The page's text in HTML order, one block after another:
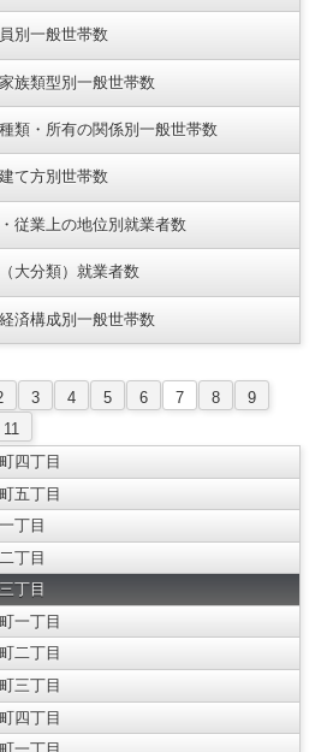
別一般世帯数
族類型別一般世帯数
類・所有の関係別一般世帯数
て方別世帯数
従業上の地位別就業者数
大分類）就業者数
済構成別一般世帯数
3 4 5 6 7 8
9
11
四丁目
五丁目
丁目
丁目
丁目
一丁目
二丁目
三丁目
四丁目